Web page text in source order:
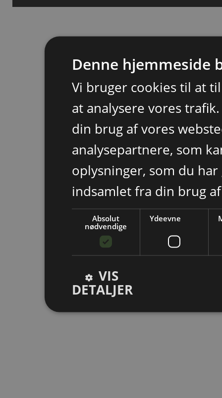
Denne hjemmeside
Vi bruger cookies til at
at analysere vores
din brug af vores
analysepartnere, som
oplysninger, som du
indsamlet fra din brug
Absolut
nødvendige
Ydeevne
VIS
DETALJER